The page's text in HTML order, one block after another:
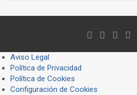
Aviso Legal
Política de Privacidad
Política de Cookies
Configuración de Cookies